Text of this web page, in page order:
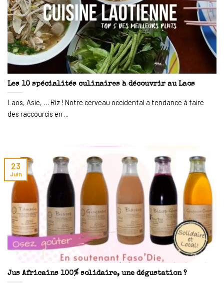
Les 10 spécialités culinaires à découvrir au Laos
Laos, Asie, … Riz ! Notre cerveau occidental a tendance à faire
des raccourcis en ...
Jus Africains 100% solidaire, une dégustation ?
23
Juin